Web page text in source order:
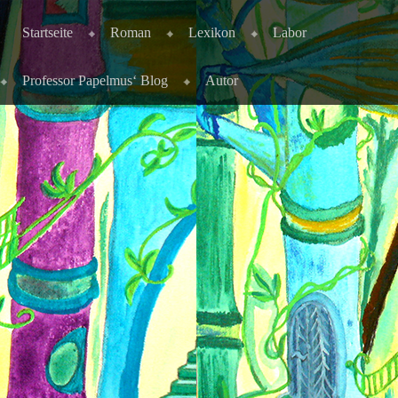
Menu
Skip to content
Startseite
Roman Lexikon Labor
Professor Papelmus‘ Blog Autor
Die Autorin Ulrike Leinemann erzählt die